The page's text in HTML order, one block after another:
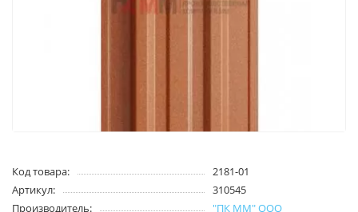
Код товара:
2181-01
Артикул:
310545
Производитель:
"ПК ММ" ООО